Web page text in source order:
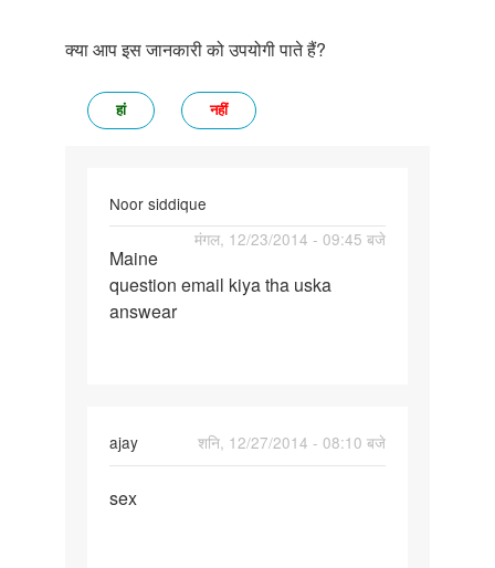
क्या आप इस जानकारी को उपयोगी पाते हैं?
हां नहीं
Noor siddique
मंगल, 12/23/2014 - 09:45 बजे
Maine
question
email
Maine
question email kiya tha uska
answear
ajay
शनि, 12/27/2014 - 08:10 बजे
sex
sex